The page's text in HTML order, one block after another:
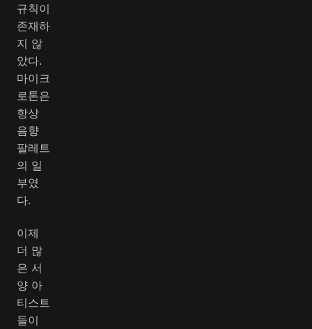
규칙이
존재하
지 않
았다.
마이크
로톤은
항상
음향
팔레트
의 일
부였
다.
이제
더 많
은 서
양 아
티스트
들이